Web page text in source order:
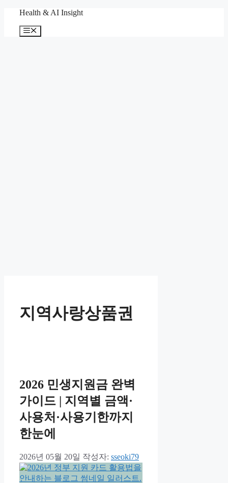
Health & AI Insight
메
지역사랑상품권
2026 민생지원금 완벽
가이드 | 지역별 금액·
사용처·사용기한까지
한눈에
2026년 05월 20일 작성자: sseoki79